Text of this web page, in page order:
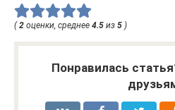
( 2 оценки, среднее 4.5 из 5 )
Понравилась